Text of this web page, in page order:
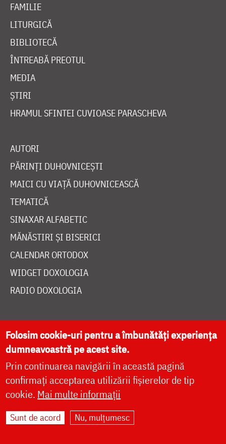
FAMILIE
LITURGICĂ
BIBLIOTECĂ
ÎNTREABĂ PREOTUL
MEDIA
ȘTIRI
HRAMUL SFINTEI CUVIOASE PARASCHEVA
AUTORI
PĂRINȚI DUHOVNICEȘTI
MAICI CU VIAȚĂ DUHOVNICEASCĂ
TEMATICĂ
SINAXAR ALFABETIC
MĂNĂSTIRI ȘI BISERICI
CALENDAR ORTODOX
WIDGET DOXOLOGIA
RADIO DOXOLOGIA
POLITICA DE COOKIES
DONEAZĂ ONLINE PENTRU CATEDRALA NAȚIONALĂ
Folosim cookie-uri pentru a îmbunătăți experiența
dumneavoastră pe acest site.
Prin continuarea navigării în această pagină
confirmați acceptarea utilizării fișierelor de tip
cookie. Mai multe informații
Sunt de acord Nu, mulțumesc